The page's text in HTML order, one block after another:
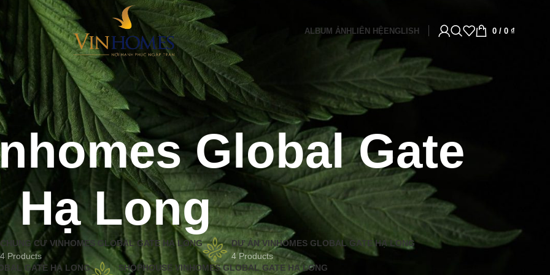
ALBUM ẢNHLIÊN HỆENGLISH 0 / 0 ₫
Global Gate
Hạ Long
CHUNG CƯ VINHOMES GLOBAL GATE HẠ LONG
4 Products
DỰ ÁN VINHOMES GLOBAL GATE HẠ LONG
4 Products
GATE HẠ LONG
SHOPHOUSE VINHOMES GLOBAL GATE HẠ LONG